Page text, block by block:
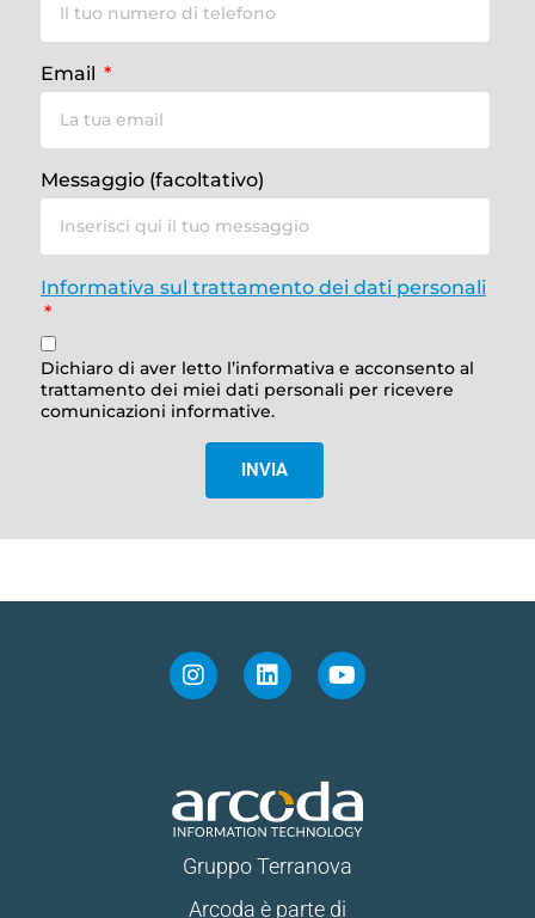
Email
Messaggio (facoltativo)
Informativa sul trattamento dei dati personali
Dichiaro di aver letto l’informativa e acconsento al
trattamento dei miei dati personali per ricevere
comunicazioni informative.
INVIA
Gruppo Terranova
Arcoda è parte di